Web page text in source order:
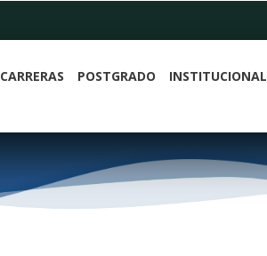
CARRERAS POSTGRADO INSTITUCIONAL